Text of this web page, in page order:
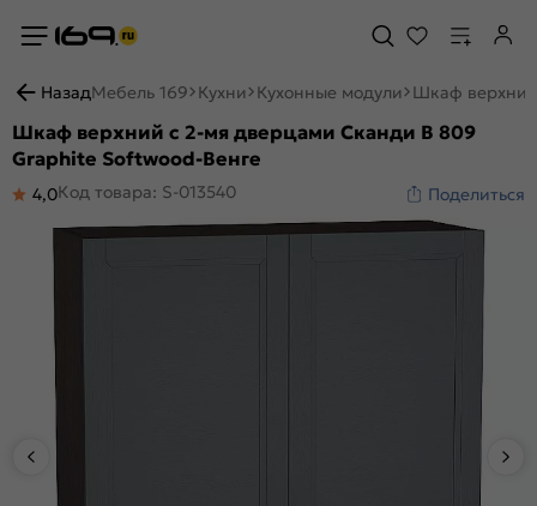
НазадМебель 169 Кухни Кухонные модули Шкаф
Шкаф верхний с 2-мя дверцами Сканди В 809
Graphite Softwood-Венге
4,0Код товара: S-013540 Поделиться